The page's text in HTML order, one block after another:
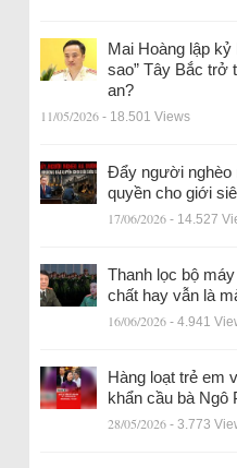
Mai Hoàng lập kỷ
sao” Tây Bắc trở
an?
11/05/2026 - 18.501 Views
Đẩy người nghèo
quyền cho giới
17/06/2026 - 14.527
Thanh lọc bộ
chất hay vẫn là
16/06/2026 - 4.941
Hàng loạt trẻ em
khẩn cầu bà Ngô
28/05/2026 - 3.773